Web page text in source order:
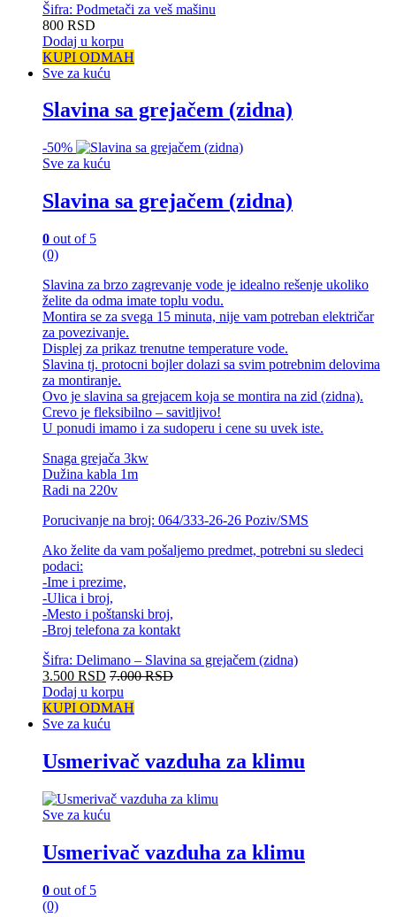
Šifra: Podmetači za veš mašinu
800 RSD
Dodaj u korpu
KUPI ODMAH
Sve za kuću
Slavina sa grejačem (zidna)
-50%
Sve za kuću
Slavina sa grejačem (zidna)
0 out of 5
(0)
Slavina za brzo zagrevanje vode je idealno rešenje ukoliko
želite da odma imate toplu vodu.
Montira se za svega 15 minuta, nije vam potreban električar
za povezivanje.
Displej za prikaz trenutne temperature vode.
Slavina tj. protocni bojler dolazi sa svim potrebnim delovima
za montiranje.
Ovo je slavina sa grejacem koja se montira na zid (zidna).
Crevo je fleksibilno – savitljivo!
U ponudi imamo i za sudoperu i cene su uvek iste.
Snaga grejača 3kw
Dužina kabla 1m
Radi na 220v
Porucivanje na broj: 064/333-26-26 Poziv/SMS
Ako želite da vam pošaljemo predmet, potrebni su sledeci
podaci:
-Ime i prezime,
-Ulica i broj,
-Mesto i poštanski broj,
-Broj telefona za kontakt
Šifra: Delimano – Slavina sa grejačem (zidna)
3.500 RSD 7.000RSD
Dodaj u korpu
KUPI ODMAH
Sve za kuću
Usmerivač vazduha za klimu
Sve za kuću
Usmerivač vazduha za klimu
0 out of 5
(0)